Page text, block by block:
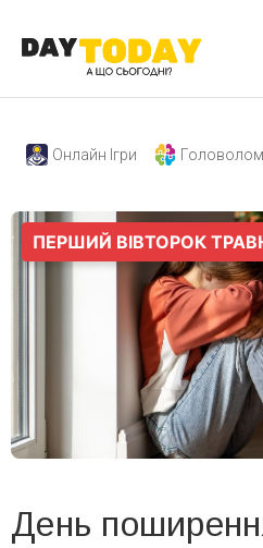
Онлайн Ігри
День